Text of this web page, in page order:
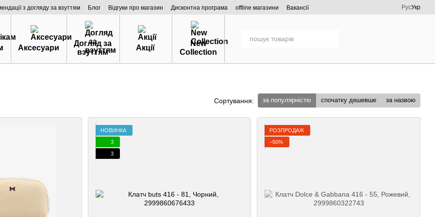
з догляду за взуттям Блог Відгуки про магазин Дисконтна програма offline магазини
Вакансії
РусУкр
Аксесуари
Догляд за
взуттям
Акції
New
Collection
Сортування: за популярністю спочатку дешевше за назвою
НОВИНКА
3
3
РОЗПРОДАЖ
−50%